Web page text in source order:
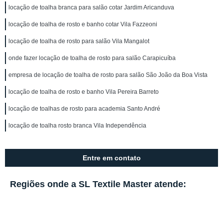
locação de toalha branca para salão cotar Jardim Aricanduva
locação de toalha de rosto e banho cotar Vila Fazzeoni
locação de toalha de rosto para salão Vila Mangalot
onde fazer locação de toalha de rosto para salão Carapicuíba
empresa de locação de toalha de rosto para salão São João da Boa Vista
locação de toalha de rosto e banho Vila Pereira Barreto
locação de toalhas de rosto para academia Santo André
locação de toalha rosto branca Vila Independência
Entre em contato
Regiões onde a SL Textile Master atende: